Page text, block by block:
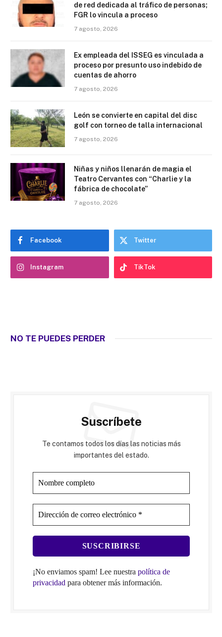
de red dedicada al tráfico de personas;
FGR lo vincula a proceso
7 agosto, 2026
Ex empleada del ISSEG es vinculada a
proceso por presunto uso indebido de
cuentas de ahorro
7 agosto, 2026
León se convierte en capital del disc
golf con torneo de talla internacional
7 agosto, 2026
Niñas y niños llenarán de magia el
Teatro Cervantes con “Charlie y la
fábrica de chocolate”
7 agosto, 2026
Facebook Twitter
Instagram TikTok
NO TE PUEDES PERDER
Suscríbete
Te contamos todos los días las noticias más
importantes del estado.
¡No enviamos spam! Lee nuestra política de
privacidad para obtener más información.